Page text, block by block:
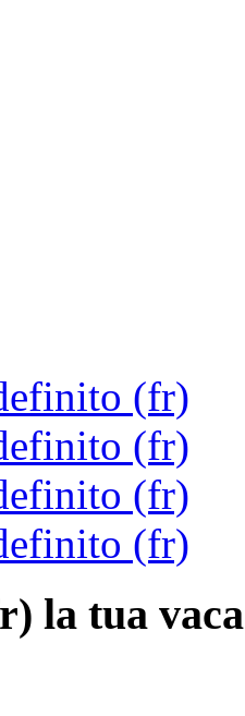
(fr)
(fr)
(fr)
(fr)
la tua